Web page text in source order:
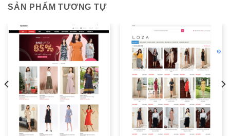
SẢN PHẨM TƯƠNG TỰ